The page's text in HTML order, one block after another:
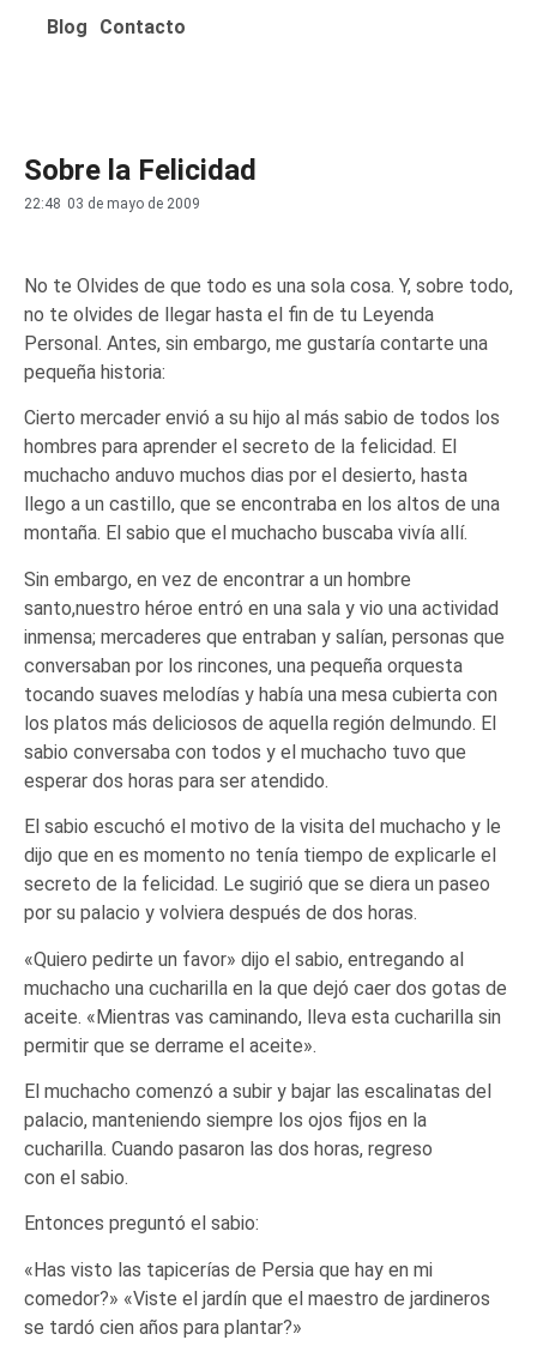
Blog Contacto
Sobre la Felicidad
22:48 03 de mayo de 2009
No te Olvides de que todo es una sola cosa. Y, sobre todo,
no te olvides de llegar hasta el fin de tu Leyenda
Personal. Antes, sin embargo, me gustaría contarte una
pequeña historia:
Cierto mercader envió a su hijo al más sabio de todos los
hombres para aprender el secreto de la felicidad. El
muchacho anduvo muchos dias por el desierto, hasta
llego a un castillo, que se encontraba en los altos de una
montaña. El sabio que el muchacho buscaba vivía allí.
Sin embargo, en vez de encontrar a un hombre
santo,nuestro héroe entró en una sala y vio una actividad
inmensa; mercaderes que entraban y salían, personas que
conversaban por los rincones, una pequeña orquesta
tocando suaves melodías y había una mesa cubierta con
los platos más deliciosos de aquella región delmundo. El
sabio conversaba con todos y el muchacho tuvo que
esperar dos horas para ser atendido.
El sabio escuchó el motivo de la visita del muchacho y le
dijo que en es momento no tenía tiempo de explicarle el
secreto de la felicidad. Le sugirió que se diera un paseo
por su palacio y volviera después de dos horas.
«Quiero pedirte un favor» dijo el sabio, entregando al
muchacho una cucharilla en la que dejó caer dos gotas de
aceite. «Mientras vas caminando, lleva esta cucharilla sin
permitir que se derrame el aceite».
El muchacho comenzó a subir y bajar las escalinatas del
palacio, manteniendo siempre los ojos fijos en la
cucharilla. Cuando pasaron las dos horas, regreso
con el sabio.
Entonces preguntó el sabio:
«Has visto las tapicerías de Persia que hay en mi
comedor?» «Viste el jardín que el maestro de jardineros
se tardó cien años para plantar?»